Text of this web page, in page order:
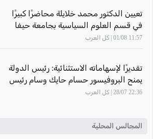
تعيين الدكتور محمد خلايلة محاضرًا كبيرًا
في قسم العلوم السياسية بجامعة حيفا
11:57 01/08 | كل العرب
تقديرًا لإسهاماته الاستثنائية: رئيس الدولة
يمنح البروفيسور حسام حايك وسام رئيس
الدولة
22:36 28/07 | كل العرب
المجالس المحلية